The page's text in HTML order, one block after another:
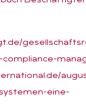
compliance-
eine-